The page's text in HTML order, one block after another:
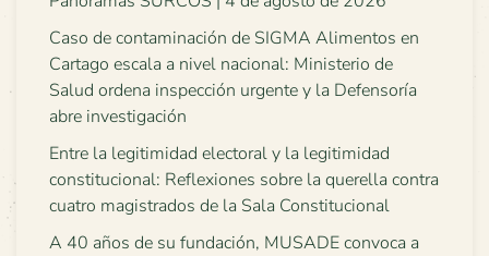
Caso de contaminación de SIGMA Alimentos en
Cartago escala a nivel nacional: Ministerio de
Salud ordena inspección urgente y la Defensoría
abre investigación
Entre la legitimidad electoral y la legitimidad
constitucional: Reflexiones sobre la querella contra
cuatro magistrados de la Sala Constitucional
A 40 años de su fundación, MUSADE convoca a